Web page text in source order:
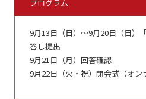
プログラム
9月13日（日）～9月20日（日）
答し提出
9月21日（月）回答確認
9月22日（火・祝）閉会式（オン